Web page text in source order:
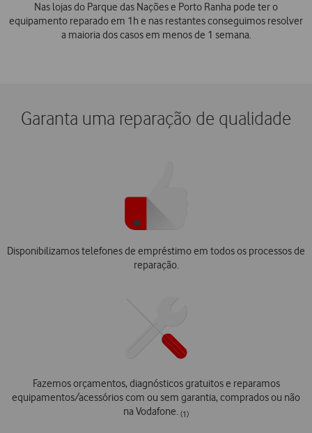
Nas lojas do Parque das Nações e Porto Ranha pode ter o
equipamento reparado em 1h e nas restantes conseguimos resolver
a maioria dos casos em menos de 1 semana.
Garanta uma reparação de qualidade
Disponibilizamos telefones de empréstimo em todos os processos de
reparação.
Fazemos orçamentos, diagnósticos gratuitos e reparamos
equipamentos/acessórios com ou sem garantia, comprados ou não
na Vodafone. (1)